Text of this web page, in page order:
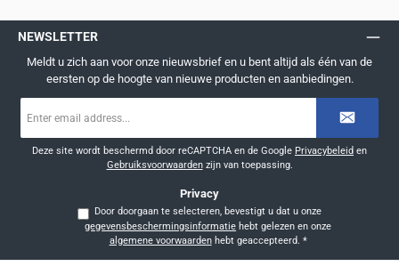
NEWSLETTER
Meldt u zich aan voor onze nieuwsbrief en u bent altijd als één van de
eersten op de hoogte van nieuwe producten en aanbiedingen.
mailadres
Deze site wordt beschermd door reCAPTCHA en de Google Privacybeleid en
Gebruiksvoorwaardenzijn van toepassing.
Privacy
Door doorgaan te selecteren, bevestigt u dat u onze
gegevensbeschermingsinformatie
algemene voorwaardenhebt geaccepteerd. *